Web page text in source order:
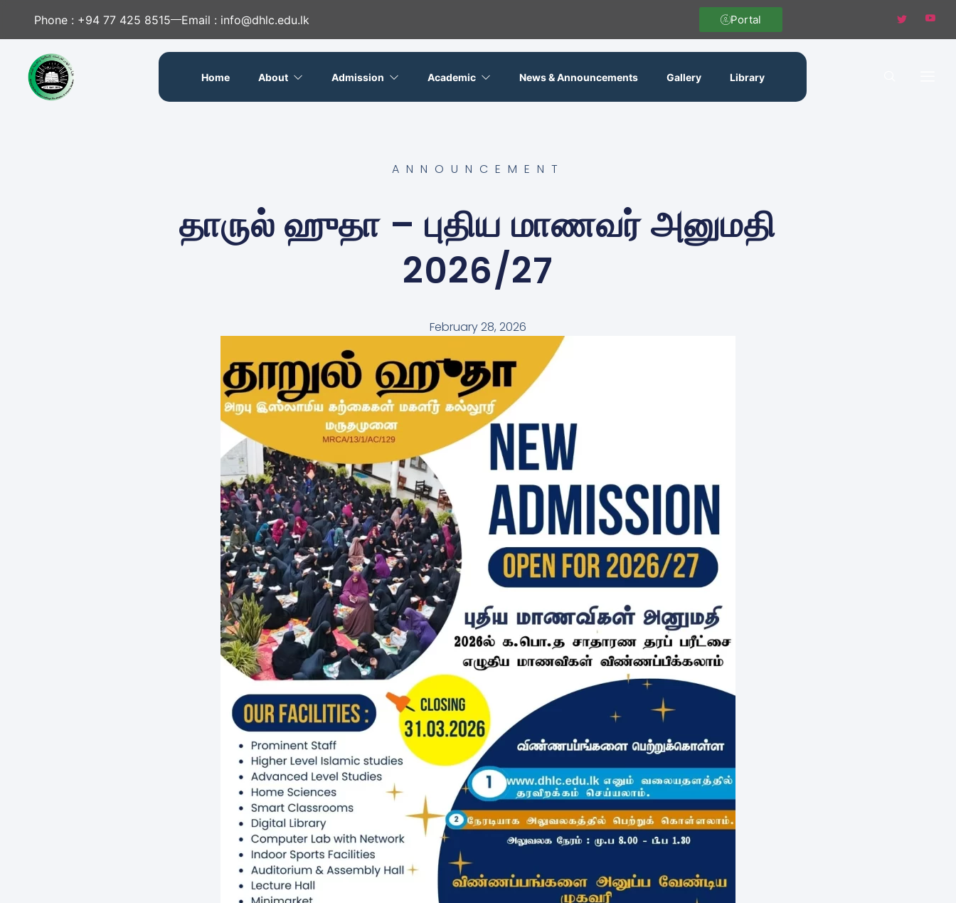
Phone : +94 77 425 8515 Email : info@dhlc.edu.lk Portal
Home About Admission Academic News & Announcements Gallery Library
ANNOUNCEMENT
தாருல் ஹுதா – புதிய மாணவர் அனுமதி
2026/27
February 28, 2026